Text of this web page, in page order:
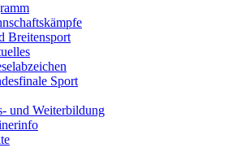
Breitensport
Sport
und Weiterbildung